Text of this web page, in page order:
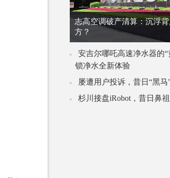
志高空调破产清算：沉浮
方？
安吉尔哪吒高速净水器的
锁净水全新体验
屡遭用户投诉，昔日“黑马
杉川接盘iRobot，昔日鼻